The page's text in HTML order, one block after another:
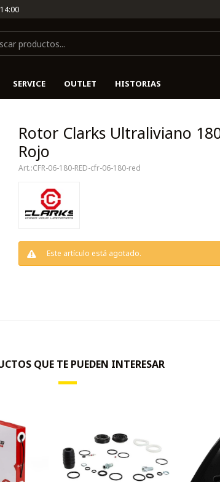
SERVICE OUTLET HISTORIAS
Rotor Clarks Ultraliviano
Rojo
CFR-06-180-RED-cfr-06-180-red
Este artículo está agotado.
QUE TE PUEDEN INTERESAR